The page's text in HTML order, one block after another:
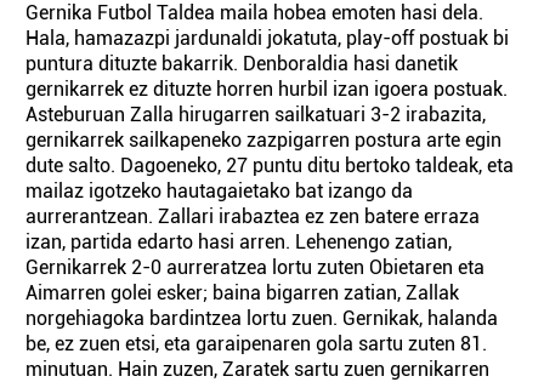
Gernika Futbol Taldea maila hobea emoten hasi dela.
Hala, hamazazpi jardunaldi jokatuta, play-off postuak bi
puntura dituzte bakarrik. Denboraldia hasi danetik
gernikarrek ez dituzte horren hurbil izan igoera postuak.
Asteburuan Zalla hirugarren sailkatuari 3-2 irabazita,
gernikarrek sailkapeneko zazpigarren postura arte egin
dute salto. Dagoeneko, 27 puntu ditu bertoko taldeak, eta
mailaz igotzeko hautagaietako bat izango da
aurrerantzean. Zallari irabaztea ez zen batere erraza
izan, partida edarto hasi arren. Lehenengo zatian,
Gernikarrek 2-0 aurreratzea lortu zuten Obietaren eta
Aimarren golei esker; baina bigarren zatian, Zallak
norgehiagoka bardintzea lortu zuen. Gernikak, halanda
be, ez zuen etsi, eta garaipenaren gola sartu zuten 81.
minutuan. Hain zuzen, Zaratek sartu zuen gernikarren